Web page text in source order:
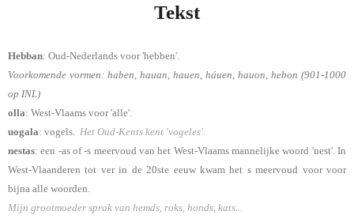
Tekst
Hebban: Oud-Nederlands voor 'hebben'.
Voorkomende vormen: haben, hauan, hauen, háuen, hauon, hebon (901-1000
op INL)
olla: West-Vlaams voor 'alle'.
uogala: vogels. Het Oud-Kents kent 'vogeles'.
nestas: een -as of -s meervoud van het West-Vlaams mannelijke woord 'nest'. In
West-Vlaanderen tot ver in de 20ste eeuw kwam het s meervoud voor voor
bijna alle woorden.
Mijn grootmoeder sprak van hemds, roks, honds, kats...